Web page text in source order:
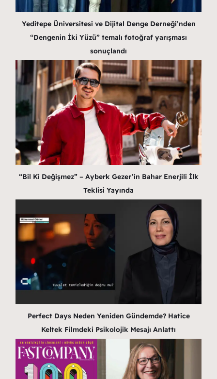
Yeditepe Üniversitesi ve Dijital Denge Derneği’nden
“Dengenin İki Yüzü” temalı fotoğraf yarışması
sonuçlandı
“Bil Ki Değişmez” – Ayberk Gezer’in Bahar Enerjili İlk
Teklisi Yayında
Perfect Days Neden Yeniden Gündemde? Hatice
Keltek Filmdeki Psikolojik Mesajı Anlattı